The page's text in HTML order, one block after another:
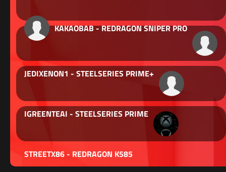
KAKAOBAB - REDRAGON SNIPER PRO
JEDIXENON1 - STEELSERIES PRIME+
IGREENTEAI - STEELSERIES PRIME
STREETX86 - REDRAGON K585